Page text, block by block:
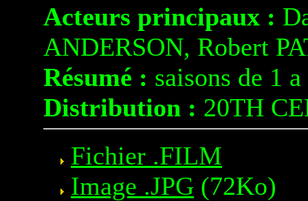
Acteurs principaux :
ANDERSON, Robert
Résumé : saisons de 1 a
Distribution : 20TH
Fichier .FILM
Image .JPG (72Ko)